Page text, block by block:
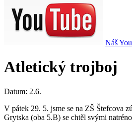
Náš
Atletický trojboj
Datum: 2.6.
V pátek 29. 5. jsme se na ZŠ Štefcova
Grytska (oba 5.B) se chtěl svými